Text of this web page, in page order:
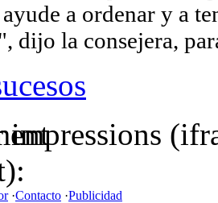
a ordenar y a
dijo la consejera,
·Contacto ·Publicidad